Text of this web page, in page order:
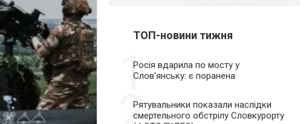
ТОП-новини тижня
1
Росія вдарила по мосту у
Слов'янську: є поранена
Рятувальники показали наслідки
смертельного обстрілу Словкурорту